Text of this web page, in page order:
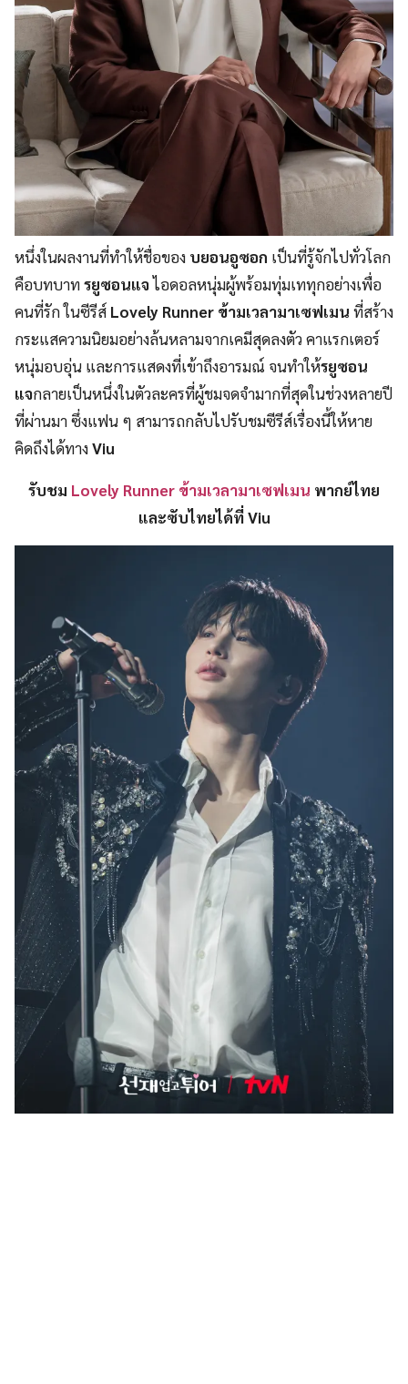
หนึ่งในผลงานที่ทำให้ชื่อของ บยอนอูซอก เป็นที่รู้จักไปทั่วโลก
คือบทบาทรยูซอนแจไอดอลหนุ่มผู้พร้อมทุ่มเททุกอย่างเพื่อ
คนที่รัก ในซีรีส์ Lovely Runner ข้ามเวลามาเซฟเมน ที่สร้าง
กระแสความนิยมอย่างล้นหลามจากเคมีสุดลงตัว คาแรกเตอร์
หนุ่มอบอุ่น และการแสดงที่เข้าถึงอารมณ์ จนทำให้รยูซอน
แจกลายเป็นหนึ่งในตัวละครที่ผู้ชมจดจำมากที่สุดในช่วงหลายปี
ที่ผ่านมา ซึ่งแฟน ๆ สามารถกลับไปรับชมซีรีส์เรื่องนี้ให้หาย
คิดถึงได้ทางViu
รับชม Lovely Runner ข้ามเวลามาเซฟเมน พากย์ไทย
และซับไทยได้ที่ Viu